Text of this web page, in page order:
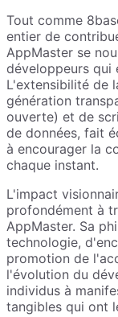
Tout comme
entier de
AppMaster se
développeurs qui
L'extensibilité de
génération
ouverte) et de
de données, fait
à encourager la
chaque instant.
L'impact
profondément à
AppMaster. Sa
technologie,
promotion de
l'évolution du
individus à
tangibles qui ont